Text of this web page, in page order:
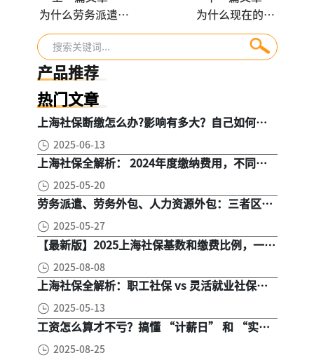
为什么劳务派遣不
能“换一个用工单
位，就再试用一
次”？
为什么现在的企
业，越来越离不开
劳务派遣
产品推荐
热门文章
上海社保断缴怎么办?影响有多大？自己如何续
2025-06-13
上海社保全解析： 2024年度缴纳费用，不同人
2025-05-20
劳务派遣、劳务外包、人力资源外包：三者区
2025-05-27
【最新版】2025上海社保基数和缴费比例，一文
2025-08-08
上海社保全解析：职工社保 vs 灵活就业社保，
2025-05-13
工资怎么算才不亏？搞懂 “计薪日” 和 “实际
2025-08-25